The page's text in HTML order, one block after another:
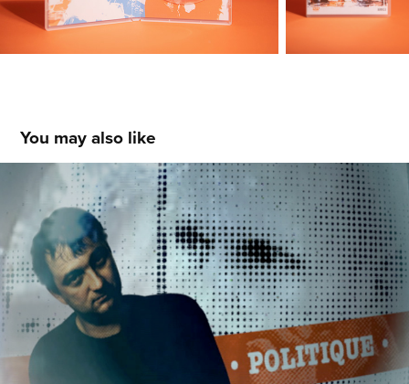
You may also like
Denis Robert - L'affaire
Clearstream